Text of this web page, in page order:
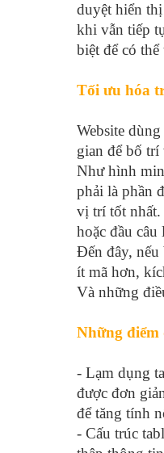
duyệt hiển
khi vẫn tiếp
biệt để có
Tối ưu hóa
Website
gian để bố
Như hình
phải là phần
vị trí tốt nhất.
hoặc đầu
Đến đây, nếu
ít mã hơn,
Và những
Những
- Lạm dụng
được đơn
để tăng tính
- Cấu trúc